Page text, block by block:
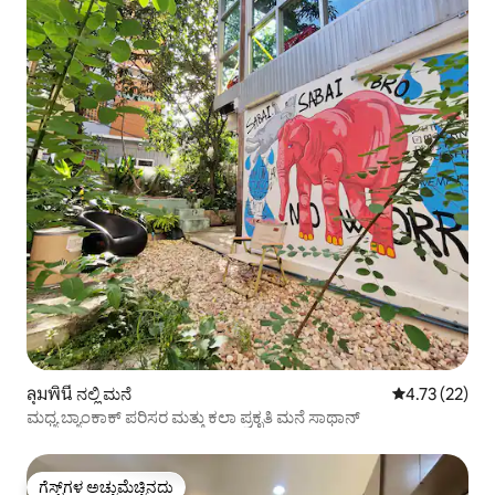
ลุมพินี ನಲ್ಲಿ ಮನೆ 5 ರಲ್ಲಿ 4.73
4.73 (22)
ಮಧ್ಯ ಬ್ಯಾಂಕಾಕ್ ಪರಿಸರ ಮತ್ತು ಕಲಾ ಪ್ರಕೃತಿ ಮನೆ ಸಾಥಾನ್
ಗೆಸ್ಟ್‌ಗಳ ಅಚ್ಚುಮೆಚ್ಚಿನದು